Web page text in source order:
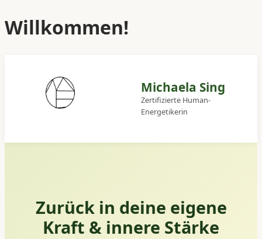
Willkommen!
Michaela Sing
Zertifizierte Human-
Energetikerin
Zurück in deine eigene
Kraft & innere Stärke